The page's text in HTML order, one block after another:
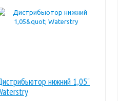
нижний 1,05"